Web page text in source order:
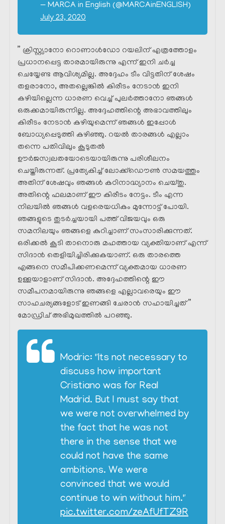
— MARCA in English (@MARCAinENGLISH)
July 23, 2020
” ക്രിസ്റ്റ്യാനോ റൊണാൾഡോ റയലിന് എത്രത്തോളം
പ്രധാനപ്പെട്ട താരമായിരുന്നു എന്ന് ഇനി ചർച്ച
ചെയ്യേണ്ട ആവിശ്യമില്ല. അദ്ദേഹം ടീം വിട്ടതിന് ശേഷം
തളരാനോ, അതല്ലെങ്കിൽ കിരീടം നേടാൻ ഇനി
കഴിയില്ലെന്ന ധാരണ വെച്ച് പുലർത്താനോ ഞങ്ങൾ
ഒരുക്കമായിരുന്നില്ല. അദ്ദേഹത്തിന്റെ അഭാവത്തിലും
കിരീടം നേടാൻ കഴിയുമെന്ന് ഞങ്ങൾ ഇപ്പോൾ
ബോധ്യപ്പെടുത്തി കഴിഞ്ഞു. റയൽ താരങ്ങൾ എല്ലാം
തന്നെ പതിവിലും കൂടുതൽ
ഊർജസ്വലതയോടെയായിരുന്നു പരിശീലനം
ചെയ്തിരുന്നത്. പ്രത്യേകിച്ച് ലോക്ക്ഡൌൺ സമയത്തും
അതിന് ശേഷവും ഞങ്ങൾ കഠിനാദ്ധ്യാനം ചെയ്തു.
അതിന്റെ ഫലമാണ് ഈ കിരീടം നേട്ടം. ടീം എന്ന
നിലയിൽ ഞങ്ങൾ വളരെയധികം മുന്നോട്ട് പോയി.
ഞങ്ങളുടെ തുടർച്ചയായി പത്ത് വിജയവും ഒരു
സമനിലയും ഞങ്ങളെ കുറിച്ചാണ് സംസാരിക്കുന്നത്.
ഒരിക്കൽ കൂടി താനൊരു മഹത്തായ വ്യക്തിയാണ് എന്ന്
സിദാൻ തെളിയിച്ചിരിക്കുകയാണ്. ഒരു താരത്തെ
എങ്ങനെ സമീപിക്കണമെന്ന് വ്യക്തമായ ധാരണ
ഉള്ളയാളാണ് സിദാൻ. അദ്ദേഹത്തിന്റെ ഈ
സമീപനമായിരുന്നു ഞങ്ങളെ എല്ലാവരെയും ഈ
സാഹചര്യങ്ങളോട് ഇണങ്ങി ചേരാൻ സഹായിച്ചത് ”
മോഡ്രിച് അഭിമുഖത്തിൽ പറഞ്ഞു.
Modric: "Its not necessary to
discuss how important
Cristiano was for Real
Madrid. But I must say that
we were not overwhelmed by
the fact that he was not
there in the sense that we
could not have the same
ambitions. We were
convinced that we would
continue to win without him."
pic.twitter.com/zeAfUfTZ9R